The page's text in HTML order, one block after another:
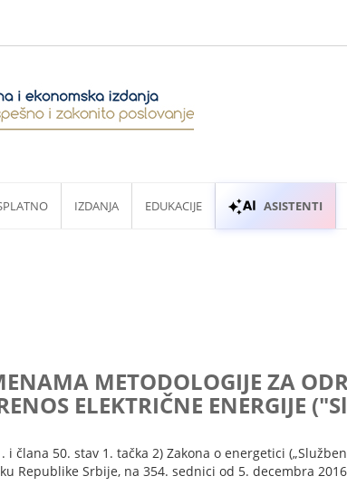
IZDANJA EDUKACIJE ASISTENTI
METODOLOGIJE ZA
ELEKTRIČNE ENERGIJE
i člana 50. stav 1. tačka 2) Zakona o energetici
Republike Srbije, na 354. sednici od 5. decembra